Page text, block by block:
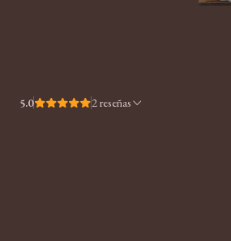
5.0 2 reseñas